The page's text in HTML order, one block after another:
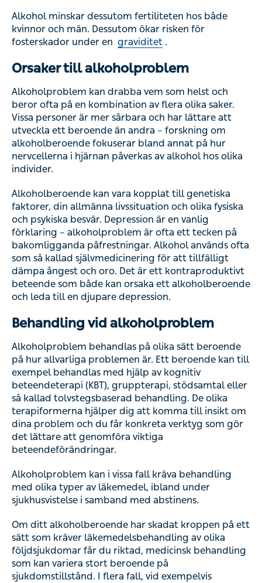
Alkohol minskar dessutom fertiliteten hos både
kvinnor och män. Dessutom ökar risken för
fosterskador under en graviditet .
Orsaker till alkoholproblem
Alkoholproblem kan drabba vem som helst och
beror ofta på en kombination av flera olika saker.
Vissa personer är mer sårbara och har lättare att
utveckla ett beroende än andra – forskning om
alkoholberoende fokuserar bland annat på hur
nervcellerna i hjärnan påverkas av alkohol hos olika
individer.
Alkoholberoende kan vara kopplat till genetiska
faktorer, din allmänna livssituation och olika fysiska
och psykiska besvär. Depression är en vanlig
förklaring – alkoholproblem är ofta ett tecken på
bakomligganda påfrestningar. Alkohol används ofta
som så kallad självmedicinering för att tillfälligt
dämpa ångest och oro. Det är ett kontraproduktivt
beteende som både kan orsaka ett alkoholberoende
och leda till en djupare depression.
Behandling vid alkoholproblem
Alkoholproblem behandlas på olika sätt beroende
på hur allvarliga problemen är. Ett beroende kan till
exempel behandlas med hjälp av kognitiv
beteendeterapi (KBT), gruppterapi, stödsamtal eller
så kallad tolvstegsbaserad behandling. De olika
terapiformerna hjälper dig att komma till insikt om
dina problem och du får konkreta verktyg som gör
det lättare att genomföra viktiga
beteendeförändringar.
Alkoholproblem kan i vissa fall kräva behandling
med olika typer av läkemedel, ibland under
sjukhusvistelse i samband med abstinens.
Om ditt alkoholberoende har skadat kroppen på ett
sätt som kräver läkemedelsbehandling av olika
följdsjukdomar får du riktad, medicinsk behandling
som kan variera stort beroende på
sjukdomstillstånd. I flera fall, vid exempelvis